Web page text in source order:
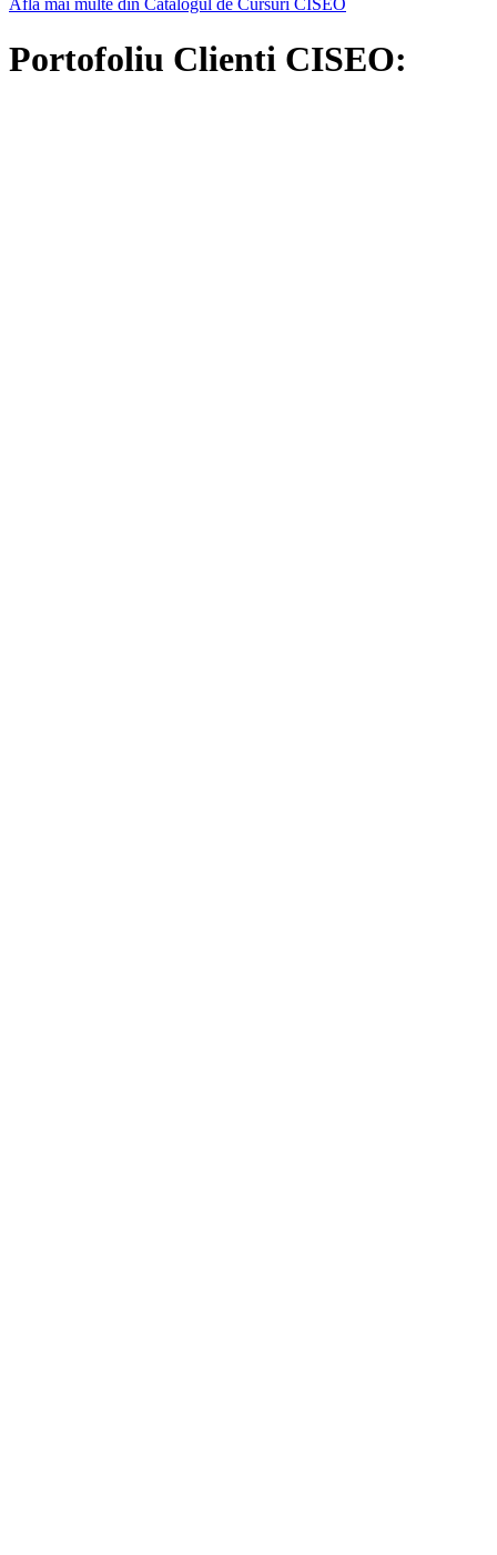
Afla mai multe din Catalogul de Cursuri CISEO
Portofoliu Clienti CISEO: